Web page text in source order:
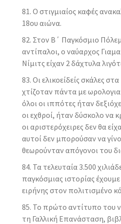
Ο στιγμιαίος καφές
18ου αιώνα.
Στον Β΄ Παγκόσμιο
αντίπαλοι, ο ναύαρχος
Νίμιτς είχαν 2 δάχτυλα
Οι ελικοείδείς σκάλες
χτίζοταν πάντα με
όλοι οι ιππότες ήταν
οι εχθροί, ήταν δύσκολο να
οι αριστερόχειρες δεν θα
αυτοί δεν μπορούσαν να
θεωρούνταν απόγονοι του
Τα τελευταία 3.500
παγκόσμιας ιστορίας
ειρήνης στον πολιτισμένο
Το πρώτο αντίτυπο του
τη Γαλλική Επανάσταση,